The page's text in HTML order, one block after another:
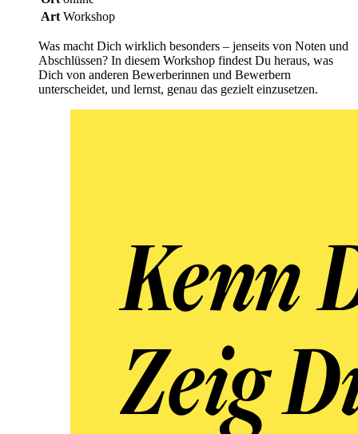
Art Workshop
Was macht Dich wirklich besonders – jenseits von Noten und
Abschlüssen? In diesem Workshop findest Du heraus, was
Dich von anderen Bewerberinnen und Bewerbern
unterscheidet, und lernst, genau das gezielt einzusetzen.